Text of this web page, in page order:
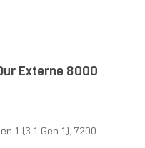
Externe 8000
1 (3.1 Gen 1), 7200